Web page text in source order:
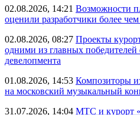
02.08.2026, 14:21 Возможности
оценили разработчики более чем
02.08.2026, 08:27 Проекты
одними из главных
девелопмента
01.08.2026, 14:53 Композиторы
на московский музыкальный
31.07.2026, 14:04 МТС и курорт